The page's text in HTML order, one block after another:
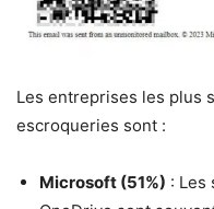
Les entreprises les plus
escroqueries sont :
Microsoft (51%) : Les